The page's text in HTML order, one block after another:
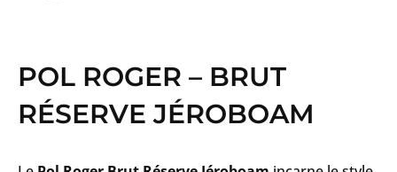
POL ROGER – BRUT
RÉSERVE JÉROBOAM